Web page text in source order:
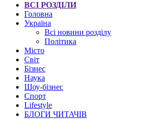
ВСІ РОЗДІЛИ
Головна
Україна
Всі новини розділу
Політика
Місто
Світ
Бізнес
Наука
Шоу-бізнес
Спорт
Lifestyle
БЛОГИ ЧИТАЧІВ